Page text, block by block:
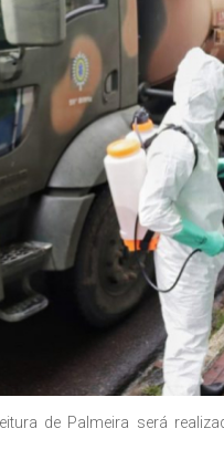
de Palmeira será